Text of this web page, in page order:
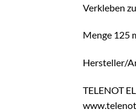
Verkleben
Menge 125
Hersteller/
TELENOT